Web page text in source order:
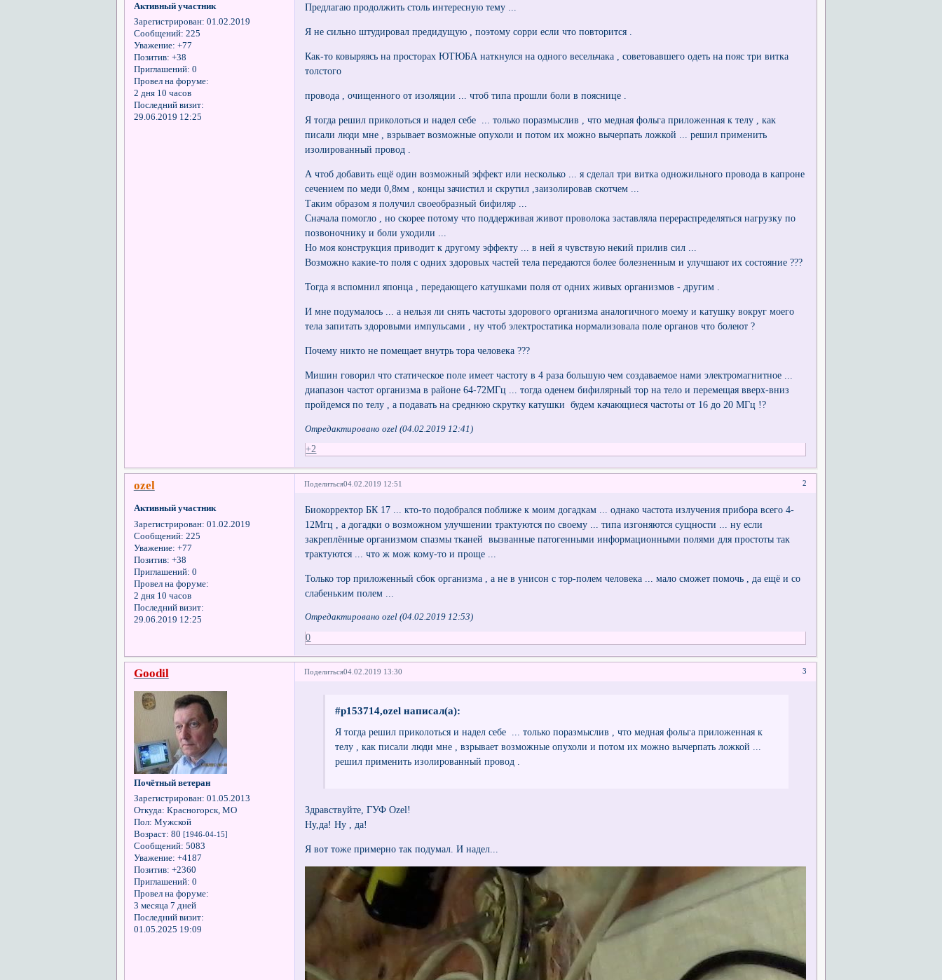
Активный участник
Зарегистрирован: 01.02.2019
Сообщений: 225
Уважение: +77
Позитив: +38
Приглашений: 0
Провел на форуме:
2 дня 10 часов
Последний визит:
29.06.2019 12:25
Предлагаю продолжить столь интересную тему ...
Я не сильно штудировал предидущую , поэтому сорри если что повторится .
Как-то ковыряясь на просторах ЮТЮБА наткнулся на одного весельчака , советовавшего одеть на пояс три витка
толстого
провода , очищенного от изоляции ... чтоб типа прошли боли в пояснице .
Я тогда решил приколоться и надел себе ... только поразмыслив , что медная фольга приложенная к телу , как
писали люди мне , взрывает возможные опухоли и потом их можно вычерпать ложкой ... решил применить
изолированный провод .
А чтоб добавить ещё один возможный эффект или несколько ... я сделал три витка одножильного провода в капроне
сечением по меди 0,8мм , концы зачистил и скрутил ,заизолировав скотчем ...
Таким образом я получил своеобразный бифиляр ...
Сначала помогло , но скорее потому что поддерживая живот проволока заставляла перераспределяться нагрузку по
позвоночнику и боли уходили ...
Но моя конструкция приводит к другому эффекту ... в ней я чувствую некий прилив сил ...
Возможно какие-то поля с одних здоровых частей тела передаются более болезненным и улучшают их состояние ???
Тогда я вспомнил японца , передающего катушками поля от одних живых организмов - другим .
И мне подумалось ... а нельзя ли снять частоты здорового организма аналогичного моему и катушку вокруг моего
тела запитать здоровыми импульсами , ну чтоб электростатика нормализовала поле органов что болеют ?
Почему никто не помещает внутрь тора человека ???
Мишин говорил что статическое поле имеет частоту в 4 раза большую чем создаваемое нами электромагнитное ...
диапазон частот организма в районе 64-72МГц ... тогда оденем бифилярный тор на тело и перемещая вверх-вниз
пройдемся по телу , а подавать на среднюю скрутку катушки будем качающиеся частоты от 16 до 20 МГц !?
Отредактировано ozel (04.02.2019 12:41)
+2
Поделиться 2
04.02.2019 12:51
ozel
Активный участник
Зарегистрирован: 01.02.2019
Сообщений: 225
Уважение: +77
Позитив: +38
Приглашений: 0
Провел на форуме:
2 дня 10 часов
Последний визит:
29.06.2019 12:25
Биокорректор БК 17 ... кто-то подобрался поближе к моим догадкам ... однако частота излучения прибора всего 4-
12Мгц , а догадки о возможном улучшении трактуются по своему ... типа изгоняются сущности ... ну если
закреплённые организмом спазмы тканей вызванные патогенными информационными полями для простоты так
трактуются ... что ж мож кому-то и проще ...
Только тор приложенный сбок организма , а не в унисон с тор-полем человека ... мало сможет помочь , да ещё и со
слабеньким полем ...
Отредактировано ozel (04.02.2019 12:53)
0
Поделиться 3
04.02.2019 13:30
Goodil
Почётный ветеран
Зарегистрирован: 01.05.2013
Откуда: Красногорск, МО
Пол: Мужской
Возраст: 80 [1946-04-15]
Сообщений: 5083
Уважение: +4187
Позитив: +2360
Приглашений: 0
Провел на форуме:
3 месяца 7 дней
Последний визит:
01.05.2025 19:09
#p153714,ozel написал(а):
Я тогда решил приколоться и надел себе ... только поразмыслив , что медная фольга приложенная к
телу , как писали люди мне , взрывает возможные опухоли и потом их можно вычерпать ложкой ...
решил применить изолированный провод .
Здравствуйте, ГУФ Ozel!
Ну,да! Ну , да!
Я вот тоже примерно так подумал. И надел...